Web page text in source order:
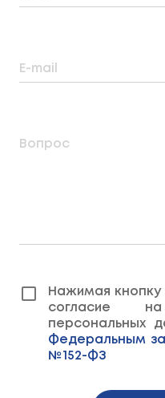
E-mail
Вопрос
Нажимая
согласие
персональных
Федеральным
№152-ФЗ